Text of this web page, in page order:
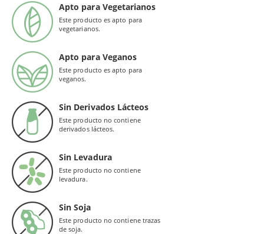
Apto para Vegetarianos
Este producto es apto para
vegetarianos.
Apto para Veganos
Este producto es apto para
veganos.
Sin Derivados Lácteos
Este producto no contiene
derivados lácteos.
Sin Levadura
Este producto no contiene
levadura.
Sin Soja
Este producto no contiene trazas
de soja.